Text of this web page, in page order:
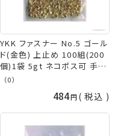
YKK ファスナー No.5 ゴール
ド(金色) 上止め 100組(200
個)1袋 5gt ネコポス可 手芸
の山久
（0）
484 税込